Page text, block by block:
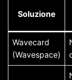
Soluzione
Wavecard
(Wavespace)